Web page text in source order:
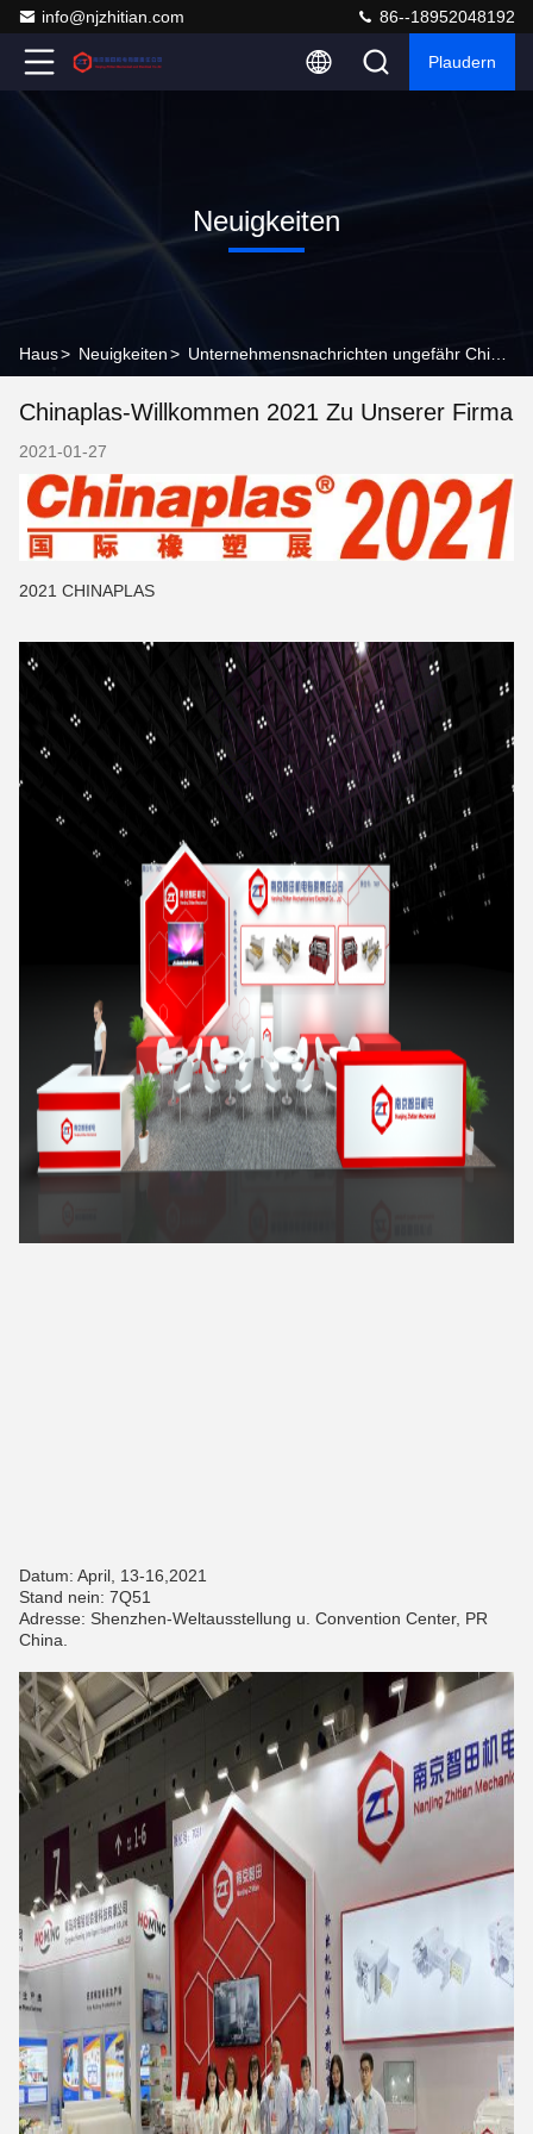
info@njzhitian.com 86--18952048192
Plaudern
Neuigkeiten
Haus> Neuigkeiten>
Chinaplas-Willkommen 2021 Zu Unserer Firma
2021-01-27
2021 CHINAPLAS
Datum: April, 13-16,2021
Stand nein: 7Q51
Adresse: Shenzhen-Weltausstellung u. Convention Center, PR
China.